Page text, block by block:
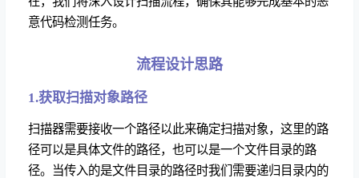
意代码检测任务。
流程设计思路
1.获取扫描对象路径
扫描器需要接收一个路径以此来确定扫描对象，这里的路
径可以是具体文件的路径，也可以是一个文件目录的路
径。当传入的是文件目录的路径时我们需要递归目录内的